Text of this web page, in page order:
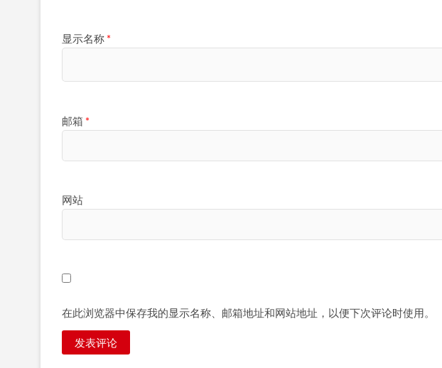
显示名称 *
邮箱 *
网站
在此浏览器中保存我的显示名称、邮箱地址和网站地址，以便下次评论时使用。